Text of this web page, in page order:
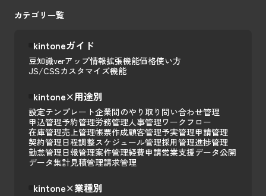
カテゴリ一覧
kintoneガイド
豆知識verアップ情報拡張機能価格使い方
JS/CSSカスタマイズ機能
kintone×用途別
設定テンプレート企業間のやり取り 問い合わせ管理
申込管理予約管理労務管理人事管理ワークフロー
在庫管理売上管理帳票作成顧客管理予実管理申請管理
契約管理日程調整スケジュール管理採用管理進捗管理
勤怠管理日報管理案件管理経費申請営業支援データ公開
データ集計見積管理請求管理
kintone×業種別